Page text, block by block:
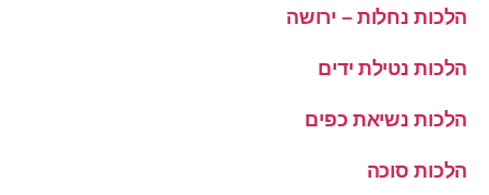
הלכות נחלות – ירושה
הלכות נטילת ידים
הלכות נשיאת כפים
הלכות סוכה